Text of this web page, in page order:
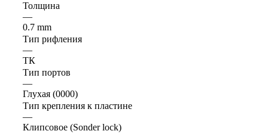
Толщина
—
0.7 mm
Тип рифления
—
ТК
Тип портов
—
Глухая (0000)
Тип крепления к пластине
—
Клипсовое (Sonder lock)